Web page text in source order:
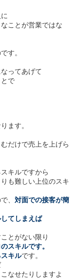
ことが営業ではな
す。
ってあげて
で
ます。
だけで売上を上げら
キルですから
も難しい上位のスキ
、 対面での接客が簡
てしまえば
とがない限り
スキルです。
キルです。
なせたりしますよ